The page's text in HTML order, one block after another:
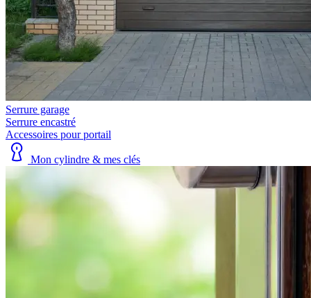
Serrure garage
Serrure encastré
Accessoires pour portail
Mon cylindre & mes clés